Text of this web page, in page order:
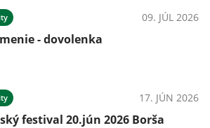
09. JÚL 2026
- dovolenka
17. JÚN 2026
festival 20.jún 2026 Borša